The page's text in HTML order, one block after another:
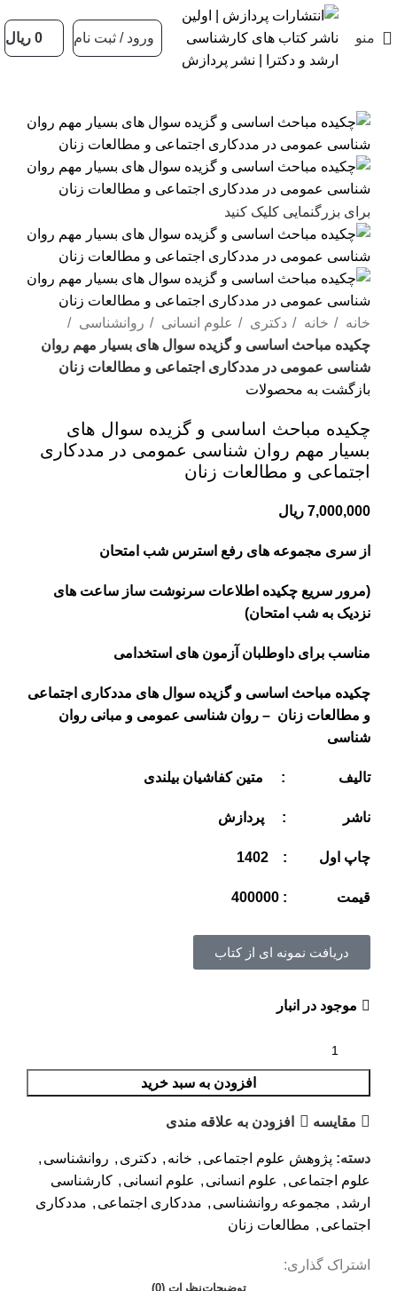
منو ورود / ثبت نام 0 ریال
برای بزرگنمایی کلیک کنید
خانه خانه دکتری علوم انسانی
روانشناسی
چکیده مباحث اساسی و گزیده سوال های بسیار مهم روان
شناسی عمومی در مددکاری اجتماعی و مطالعات زنان
بازگشت به محصولات
چکیده مباحث اساسی و گزیده سوال های
بسیار مهم روان شناسی عمومی در مددکاری
اجتماعی و مطالعات زنان
7,000,000 ریال
از سری مجموعه های رفع استرس شب امتحان
(مرور سریع چکیده اطلاعات سرنوشت ساز ساعت های
نزدیک به شب امتحان)
مناسب برای داوطلبان آزمون های استخدامی
چکیده مباحث اساسی و گزیده سوال های مددکاری اجتماعی
و مطالعات زنان – روان شناسی عمومی و مبانی روان
شناسی
تالیف : متین کفاشیان بیلندی
ناشر : پردازش
چاپ اول : 1402
قيمت : 400000
دریافت نمونه ای از کتاب
موجود در انبار
افزودن به سبد خرید
مقايسه افزودن به علاقه مندی
دسته: پژوهش علوم اجتماعی , خانه , دکتری , روانشناسی ,
علوم اجتماعی , علوم انسانی , علوم انسانی , کارشناسی
ارشد , مجموعه روانشناسی , مددکاری اجتماعی , مددکاری
اجتماعی , مطالعات زنان
اشتراک گذاری:
توضیحاتنظرات (0)